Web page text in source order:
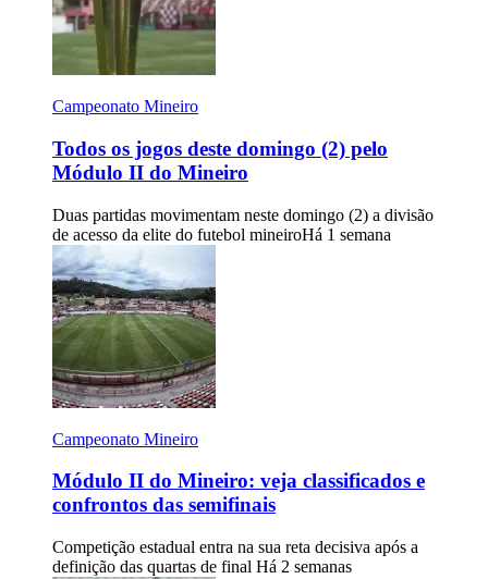
Campeonato Mineiro
Todos os jogos deste domingo (2) pelo
Módulo II do Mineiro
Duas partidas movimentam neste domingo (2) a divisão
de acesso da elite do futebol mineiroHá 1 semana
Campeonato Mineiro
Módulo II do Mineiro: veja classificados e
confrontos das semifinais
Competição estadual entra na sua reta decisiva após a
definição das quartas de final Há 2 semanas